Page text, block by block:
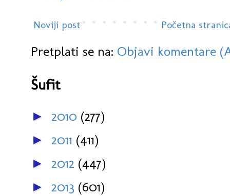
Noviji post Početna
Pretplati se na: Objavi komentare
Šufit
► 2010 (277)
► 2011 (411)
► 2012 (447)
► 2013 (601)